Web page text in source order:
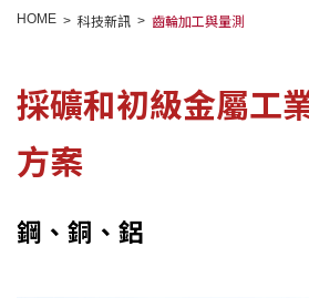
HOME 科技新訊 齒輪加工與量測
採礦和初級金屬工
方案
鋼、銅、鋁